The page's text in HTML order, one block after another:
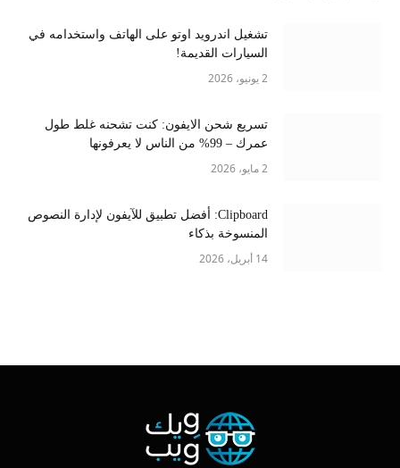
تشغيل اندرويد اوتو على الهاتف واستخدامه في
السيارات القديمة!
2 يونيو، 2026
تسريع شحن الايفون: كنت تشحنه غلط طول
عمرك – 99% من الناس لا يعرفونها
2 مايو، 2026
Clipboard: أفضل تطبيق للآيفون لإدارة النصوص
المنسوخة بذكاء
14 أبريل، 2026